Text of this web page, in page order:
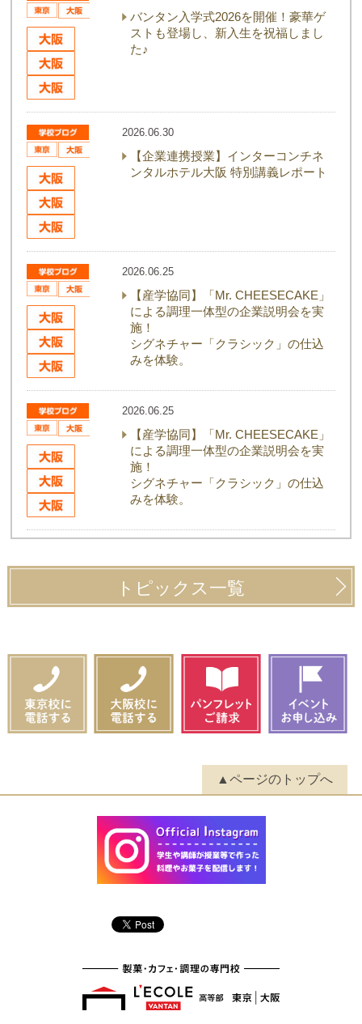
バンタン入学式2026を開催！豪華ゲ
ストも登場し、新入生を祝福しまし
た♪
2026.06.30
【企業連携授業】インターコンチネ
ンタルホテル大阪 特別講義レポート
2026.06.25
【産学協同】「Mr. CHEESECAKE」
による調理一体型の企業説明会を実
施！
シグネチャー「クラシック」の仕込
みを体験。
2026.06.25
【産学協同】「Mr. CHEESECAKE」
による調理一体型の企業説明会を実
施！
シグネチャー「クラシック」の仕込
みを体験。
トピックス一覧
▲ページのトップへ